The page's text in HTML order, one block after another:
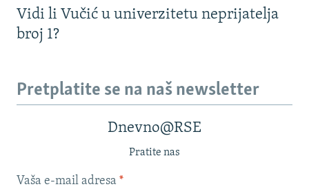
Vidi li Vučić u univerzitetu neprijatelja
broj 1?
Pretplatite se na naš newsletter
Dnevno@RSE
Pratite nas
Vaša e-mail adresa *